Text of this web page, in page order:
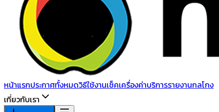
หน้าแรกประกาศทั้งหมดวิธีใช้งานเช็คเครื่องค่าบริการรายงานกลโกง
เกี่ยวกับเรา